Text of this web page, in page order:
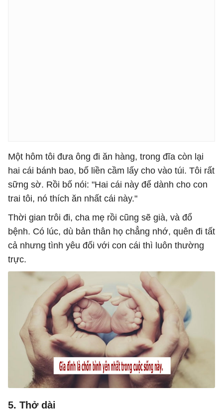
Một hôm tôi đưa ông đi ăn hàng, trong đĩa còn lại
hai cái bánh bao, bố liền cầm lấy cho vào túi. Tôi rất
sững sờ. Rồi bố nói: "Hai cái này để dành cho con
trai tôi, nó thích ăn nhất cái này."
Thời gian trôi đi, cha mẹ rồi cũng sẽ già, và đổ
bệnh. Có lúc, dù bản thân họ chẳng nhớ, quên đi tất
cả nhưng tình yêu đối với con cái thì luôn thường
trực.
5. Thở dài